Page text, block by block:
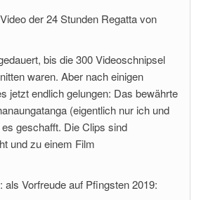
der 24 Stunden Regatta von
bis die 300 Videoschnipsel
waren. Aber nach einigen
jetzt endlich gelungen: Das bewährte
(eigentlich nur ich und
geschafft. Die Clips sind
und zu einem Film
als Vorfreude auf Pfingsten 2019: